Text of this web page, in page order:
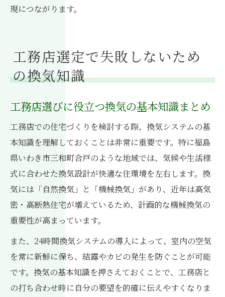
現につながります。
工務店選定で失敗しないため
の換気知識
工務店選びに役立つ換気の基本知識まとめ
工務店での住宅づくりを検討する際、換気システムの基
本知識を理解しておくことは非常に重要です。特に福島
県いわき市三和町合戸のような地域では、気候や生活様
式に合わせた換気設計が快適な住環境を左右します。換
気には「自然換気」と「機械換気」があり、近年は高気
密・高断熱住宅が増えているため、計画的な機械換気の
重要性が高まっています。
また、24時間換気システムの導入によって、室内の空気
を常に新鮮に保ち、結露やカビの発生を防ぐことが可能
です。換気の基本知識を押さえておくことで、工務店と
の打ち合わせ時に自分の要望を的確に伝えやすくなりま